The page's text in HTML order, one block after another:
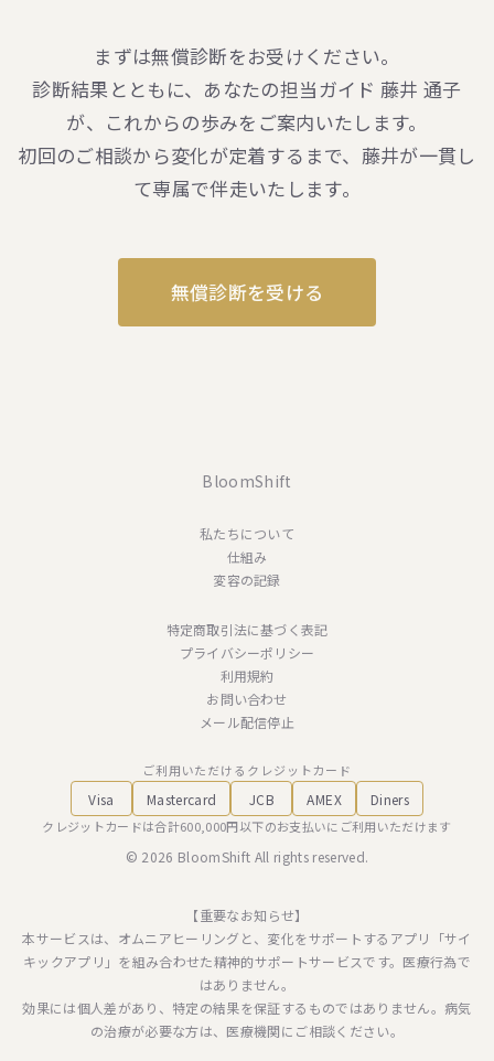
まずは無償診断をお受けください。
診断結果とともに、あなたの担当ガイド 藤井 通子
が、これからの歩みをご案内いたします。
初回のご相談から変化が定着するまで、藤井が一貫し
て専属で伴走いたします。
無償診断を受ける
BloomShift
私たちについて
仕組み
変容の記録
特定商取引法に基づく表記
プライバシーポリシー
利用規約
お問い合わせ
メール配信停止
ご利用いただけるクレジットカード
Visa Mastercard JCB AMEX Diners
クレジットカードは合計600,000円以下のお支払いにご利用いただけます
© 2026 BloomShift All rights reserved.
【重要なお知らせ】
本サービスは、オムニアヒーリングと、変化をサポートするアプリ「サイ
キックアプリ」を組み合わせた精神的サポートサービスです。医療行為で
はありません。
効果には個人差があり、特定の結果を保証するものではありません。病気
の治療が必要な方は、医療機関にご相談ください。